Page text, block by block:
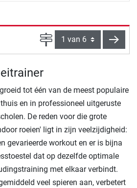
Pagina
tot één van de meest populaire
en in professioneel uitgeruste
De reden voor die grote
roeien' ligt in zijn veelzijdigheid:
gevarieerde workout en er is bijna
dat op dezelfde optimale
met elkaar verbindt.
veel spieren aan, verbetert